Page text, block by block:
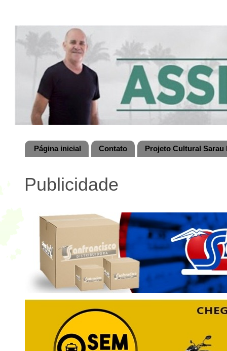
Página inicial Contato Projeto Cultural
Publicidade